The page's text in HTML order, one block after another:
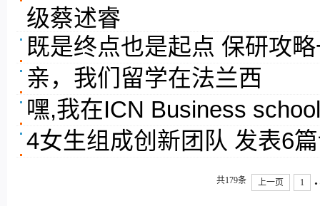
级蔡述睿
既是终点也是起点 保研攻
亲，我们留学在法兰西
嘿,我在ICN Business
4女生组成创新团队 发表6
共179条 上一页 1